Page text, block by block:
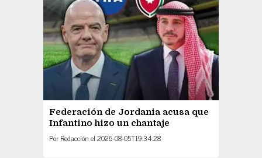
Federación de Jordania acusa que
Infantino hizo un chantaje
Por Redacción el 2026-08-05T19:34:28